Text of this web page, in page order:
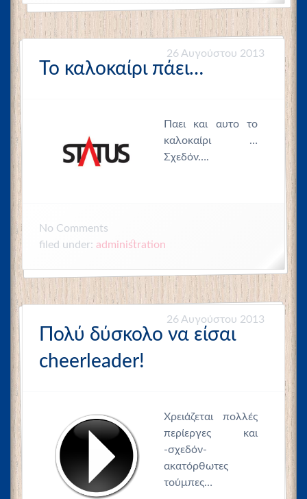
26 Αυγούστου 2013
Το καλοκαίρι πάει…
Παει και αυτο το
καλοκαίρι …
Σχεδόν….
No Comments
filed under: administration
26 Αυγούστου 2013
Πολύ δύσκολο να είσαι
cheerleader!
Χρειάζεται πολλές
περίεργες και
-σχεδόν-
ακατόρθωτες
τούμπες…